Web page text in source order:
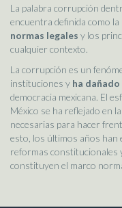
La palabra corrupción
encuentra definida como la
normas legales y los
cualquier contexto.
La corrupción es un
instituciones y ha
democracia mexicana. El
México se ha reflejado en
necesarias para hacer
esto, los últimos años han
reformas constitucionales
constituyen el marco